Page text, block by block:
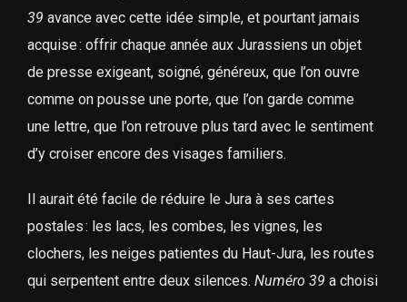
39 avance avec cette idée simple, et pourtant jamais
acquise : offrir chaque année aux Jurassiens un objet
de presse exigeant, soigné, généreux, que l’on ouvre
comme on pousse une porte, que l’on garde comme
une lettre, que l’on retrouve plus tard avec le sentiment
d’y croiser encore des visages familiers.
Il aurait été facile de réduire le Jura à ses cartes
postales : les lacs, les combes, les vignes, les
clochers, les neiges patientes du Haut-Jura, les routes
qui serpentent entre deux silences. Numéro 39 a choisi